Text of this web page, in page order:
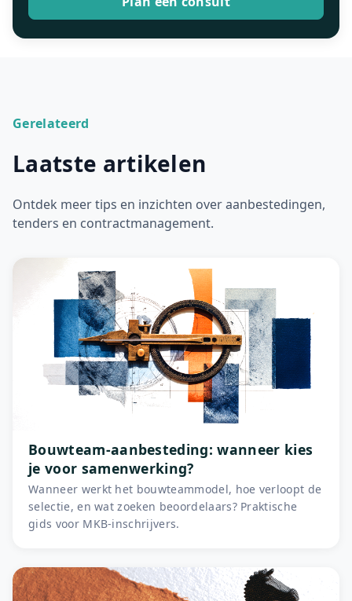
Gerelateerd
Laatste artikelen
Ontdek meer tips en inzichten over aanbestedingen,
tenders en contractmanagement.
Bouwteam-aanbesteding: wanneer kies
je voor samenwerking?
Wanneer werkt het bouwteammodel, hoe verloopt de
selectie, en wat zoeken beoordelaars? Praktische
gids voor MKB-inschrijvers.